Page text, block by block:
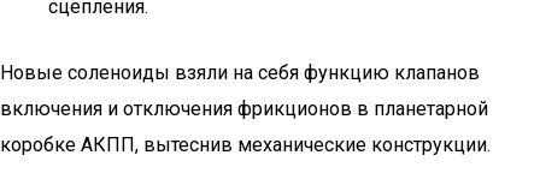
сцепления.
Новые соленоиды взяли на себя функцию клапанов
включения и отключения фрикционов в планетарной
коробке АКПП, вытеснив механические конструкции.